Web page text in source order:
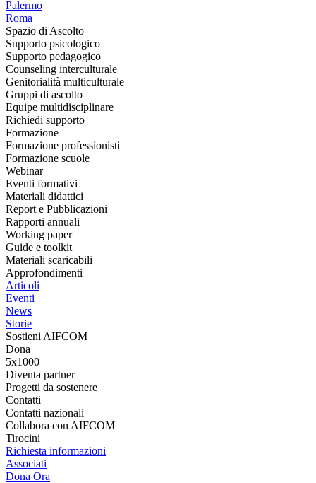
Palermo
Roma
Spazio di Ascolto
Supporto psicologico
Supporto pedagogico
Counseling interculturale
Genitorialità multiculturale
Gruppi di ascolto
Equipe multidisciplinare
Richiedi supporto
Formazione
Formazione professionisti
Formazione scuole
Webinar
Eventi formativi
Materiali didattici
Report e Pubblicazioni
Rapporti annuali
Working paper
Guide e toolkit
Materiali scaricabili
Approfondimenti
Articoli
Eventi
News
Storie
Sostieni AIFCOM
Dona
5x1000
Diventa partner
Progetti da sostenere
Contatti
Contatti nazionali
Collabora con AIFCOM
Tirocini
Richiesta informazioni
Associati
Dona Ora